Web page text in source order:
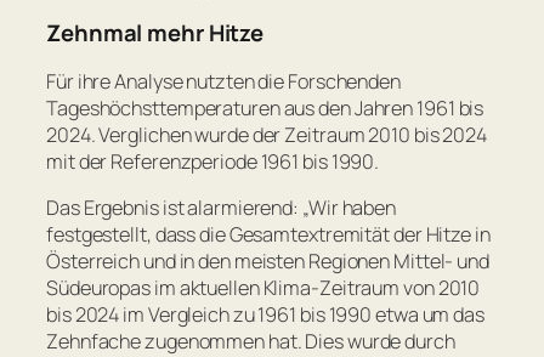
Zehnmal mehr Hitze
Für ihre Analyse nutzten die Forschenden
Tageshöchsttemperaturen aus den Jahren 1961 bis
2024. Verglichen wurde der Zeitraum 2010 bis 2024
mit der Referenzperiode 1961 bis 1990.
Das Ergebnis ist alarmierend: „Wir haben
festgestellt, dass die Gesamtextremität der Hitze in
Österreich und in den meisten Regionen Mittel- und
Südeuropas im aktuellen Klima-Zeitraum von 2010
bis 2024 im Vergleich zu 1961 bis 1990 etwa um das
Zehnfache zugenommen hat. Dies wurde durch